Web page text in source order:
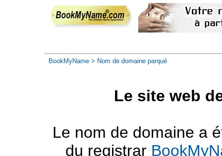
BookMyName > Nom de domaine parqué
Le site web
Le nom de domaine a
du registrar